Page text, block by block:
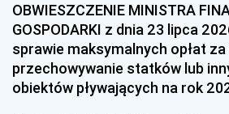
OBWIESZCZENIE MINISTRA
GOSPODARKI z dnia 23 lipca
sprawie maksymalnych opłat
przechowywanie statków lub
obiektów pływających na rok